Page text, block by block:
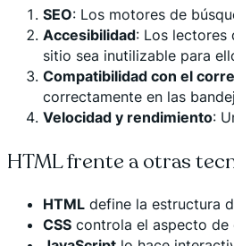
SEO: Los motores de
Accesibilidad: Los lectores
sitio sea inutilizable para
Compatibilidad con el
correctamente en las
Velocidad y rendimiento:
HTML frente a otras
HTML define la estructura
CSS controla el aspecto de